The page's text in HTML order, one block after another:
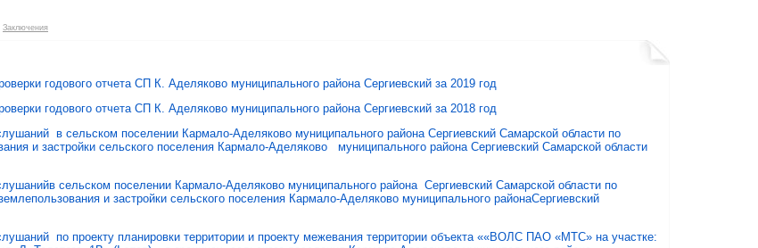
Заключения
годового отчета СП К. Аделяково муниципального района Сергиевский за 2019 год
годового отчета СП К. Аделяково муниципального района Сергиевский за 2018 год
в сельском поселении Кармало-Аделяково муниципального района Сергиевский Самарской области по
и застройки сельского поселения Кармало-Аделяково муниципального района Сергиевский Самарской области
сельском поселении Кармало-Аделяково муниципального района Сергиевский Самарской области по
и застройки сельского поселения Кармало-Аделяково муниципального районаСергиевский
по проекту планировки территории и проекту межевания территории объекта ««ВОЛС ПАО «МТС» на участке: